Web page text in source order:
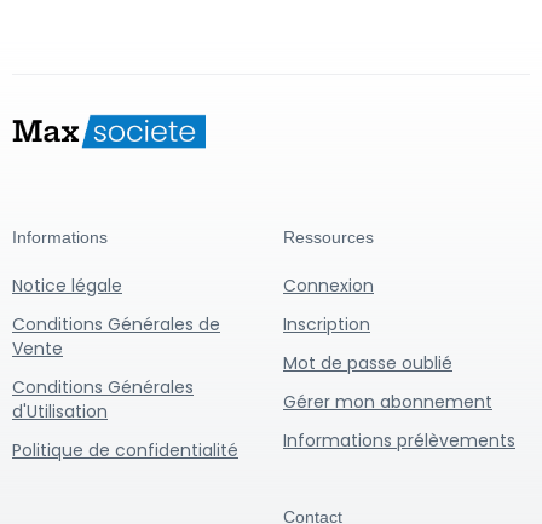
Informations
Notice légale
Conditions Générales de
Vente
Conditions Générales
d'Utilisation
Politique de confidentialité
Ressources
Connexion
Inscription
Mot de passe oublié
Gérer mon abonnement
Informations prélèvements
Contact